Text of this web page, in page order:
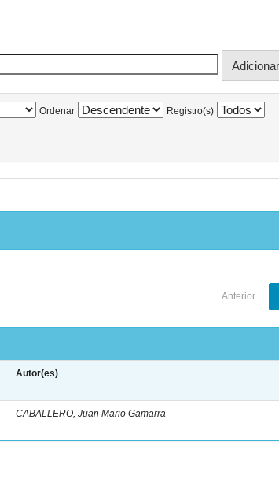
Ordenar Registro(s)
Anterior
Autor(es)
CABALLERO, Juan Mario Gamarra